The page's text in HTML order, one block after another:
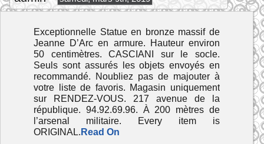
Exceptionnelle Statue en bronze massif de
Jeanne D’Arc en armure. Hauteur environ
50 centimètres. CASCIANI sur le socle.
Seuls sont assurés les objets envoyés en
recommandé. Noubliez pas de majouter à
votre liste de favoris. Magasin uniquement
sur RENDEZ-VOUS. 217 avenue de la
république. 94.92.69.96. À 200 mètres de
l’arsenal militaire. Every item is
ORIGINAL. Read On